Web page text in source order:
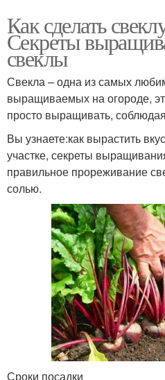
Как сделать
Секреты
свеклы
Свекла – одна из самых
выращиваемых на огороде,
просто выращивать,
Вы узнаете:как вырастить
участке, секреты
правильное прореживание
солью.
Сроки посадки